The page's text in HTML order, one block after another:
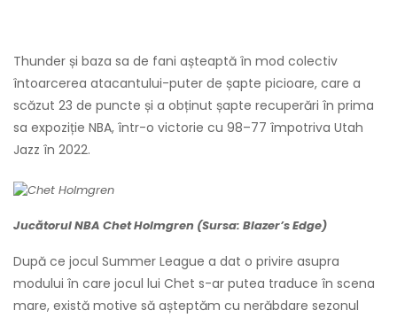
Thunder și baza sa de fani așteaptă în mod colectiv
întoarcerea atacantului-puter de șapte picioare, care a
scăzut 23 de puncte și a obținut șapte recuperări în prima
sa expoziție NBA, într-o victorie cu 98–77 împotriva Utah
Jazz în 2022.
Jucătorul NBA Chet Holmgren (Sursa: Blazer’s Edge)
După ce jocul Summer League a dat o privire asupra
modului în care jocul lui Chet s-ar putea traduce în scena
mare, există motive să așteptăm cu nerăbdare sezonul